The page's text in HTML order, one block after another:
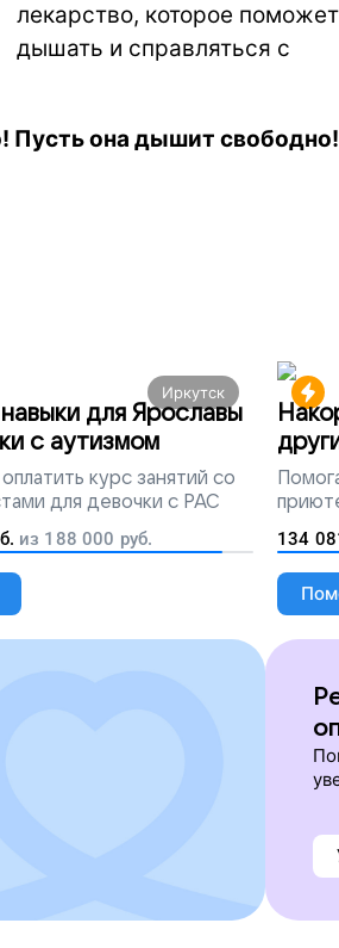
лекарство, которое
дышать и справляться с
Пусть она дышит свободно!
Иркутск
для Ярославы
с аутизмом
оплатить курс занятий со
для девочки с РАС
из 188 000 руб.
134